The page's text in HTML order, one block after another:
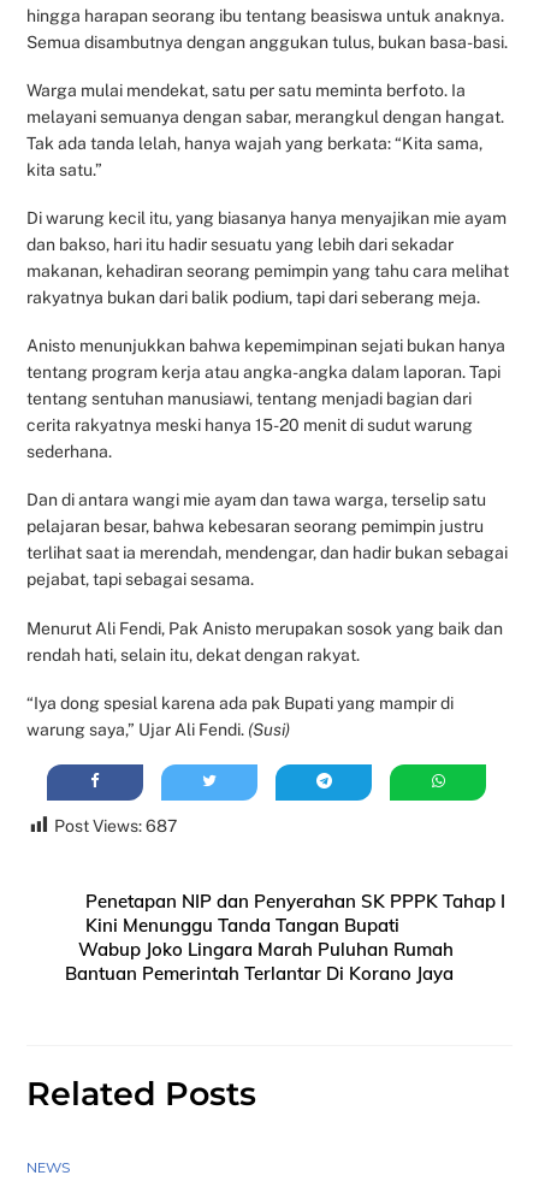
hingga harapan seorang ibu tentang beasiswa untuk anaknya.
Semua disambutnya dengan anggukan tulus, bukan basa-basi.
Warga mulai mendekat, satu per satu meminta berfoto. Ia
melayani semuanya dengan sabar, merangkul dengan hangat.
Tak ada tanda lelah, hanya wajah yang berkata: “Kita sama,
kita satu.”
Di warung kecil itu, yang biasanya hanya menyajikan mie ayam
dan bakso, hari itu hadir sesuatu yang lebih dari sekadar
makanan, kehadiran seorang pemimpin yang tahu cara melihat
rakyatnya bukan dari balik podium, tapi dari seberang meja.
Anisto menunjukkan bahwa kepemimpinan sejati bukan hanya
tentang program kerja atau angka-angka dalam laporan. Tapi
tentang sentuhan manusiawi, tentang menjadi bagian dari
cerita rakyatnya meski hanya 15-20 menit di sudut warung
sederhana.
Dan di antara wangi mie ayam dan tawa warga, terselip satu
pelajaran besar, bahwa kebesaran seorang pemimpin justru
terlihat saat ia merendah, mendengar, dan hadir bukan sebagai
pejabat, tapi sebagai sesama.
Menurut Ali Fendi, Pak Anisto merupakan sosok yang baik dan
rendah hati, selain itu, dekat dengan rakyat.
“Iya dong spesial karena ada pak Bupati yang mampir di
warung saya,” Ujar Ali Fendi. (Susi)
Post Views: 687
Penetapan NIP dan Penyerahan SK PPPK Tahap I
Kini Menunggu Tanda Tangan Bupati
Wabup Joko Lingara Marah Puluhan Rumah
Bantuan Pemerintah Terlantar Di Korano Jaya
Related Posts
NEWS